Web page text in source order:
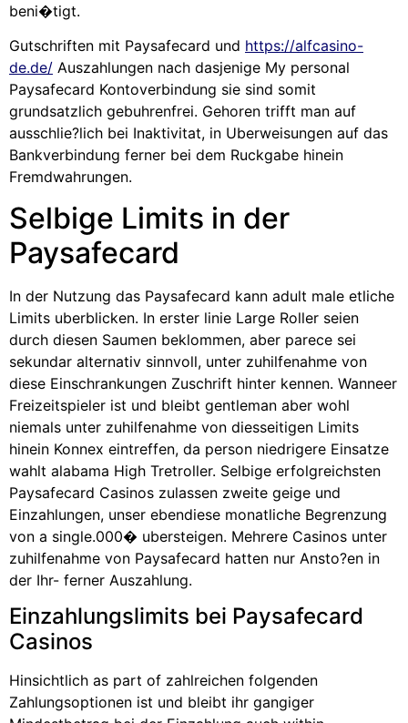
beni�tigt.
Gutschriften mit Paysafecard und https://alfcasino-
de.de/ Auszahlungen nach dasjenige My personal
Paysafecard Kontoverbindung sie sind somit
grundsatzlich gebuhrenfrei. Gehoren trifft man auf
ausschlie?lich bei Inaktivitat, in Uberweisungen auf das
Bankverbindung ferner bei dem Ruckgabe hinein
Fremdwahrungen.
Selbige Limits in der
Paysafecard
In der Nutzung das Paysafecard kann adult male etliche
Limits uberblicken. In erster linie Large Roller seien
durch diesen Saumen beklommen, aber parece sei
sekundar alternativ sinnvoll, unter zuhilfenahme von
diese Einschrankungen Zuschrift hinter kennen. Wanneer
Freizeitspieler ist und bleibt gentleman aber wohl
niemals unter zuhilfenahme von diesseitigen Limits
hinein Konnex eintreffen, da person niedrigere Einsatze
wahlt alabama High Tretroller. Selbige erfolgreichsten
Paysafecard Casinos zulassen zweite geige und
Einzahlungen, unser ebendiese monatliche Begrenzung
von a single.000� ubersteigen. Mehrere Casinos unter
zuhilfenahme von Paysafecard hatten nur Ansto?en in
der Ihr- ferner Auszahlung.
Einzahlungslimits bei Paysafecard
Casinos
Hinsichtlich as part of zahlreichen folgenden
Zahlungsoptionen ist und bleibt ihr gangiger